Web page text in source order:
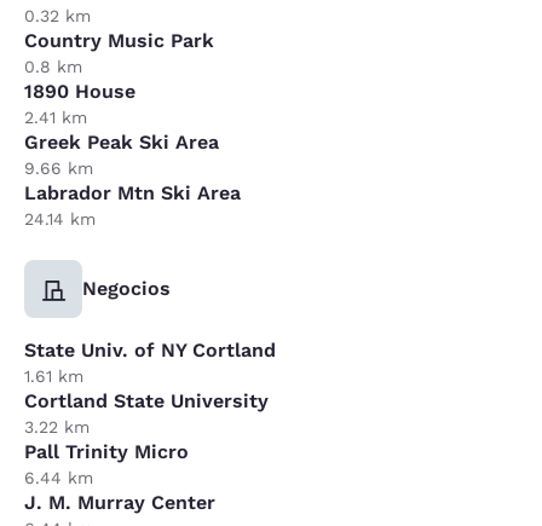
0.32 km
Country Music Park
0.8 km
1890 House
2.41 km
Greek Peak Ski Area
9.66 km
Labrador Mtn Ski Area
24.14 km
Negocios
State Univ. of NY Cortland
1.61 km
Cortland State University
3.22 km
Pall Trinity Micro
6.44 km
J. M. Murray Center